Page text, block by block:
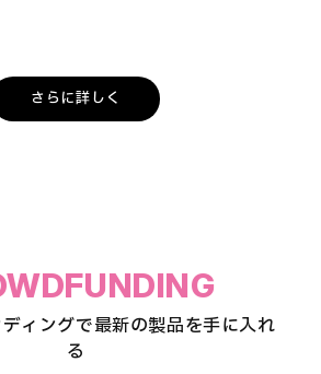
さらに詳しく
ィングで最新の製品を手に入れ
る